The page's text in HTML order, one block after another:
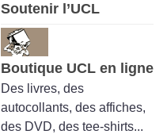
Soutenir l’UCL
Boutique UCL en ligne
Des livres, des
autocollants, des affiches,
des DVD, des tee-shirts...